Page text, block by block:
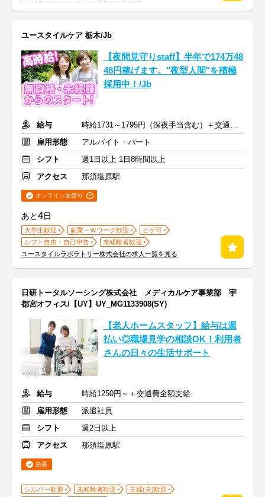
ユースタイルケア 栃木/Jb
【夜間見守りstaff】半年で174万48
48円稼げます。"夜型人間"を積極
採用中！/Jb
給与
時給1731～1795円（深夜手当含む）＋交通費支給
雇用形態
アルバイト・パート
シフト
週1日以上 1日8時間以上
アクセス
那須塩原駅
オンライン面接可
あと4日
大学生歓迎 副業・Ｗワーク歓迎
ヒゲ可
シフト自由・自己申告
未経験者歓迎
ユースタイルラボラトリー株式会社の求人一覧を見る
日研トータルソーシング株式会社 メディカルケア事業部 宇
都宮オフィス/【UY】UY_MG1133908(SY)
【老人ホームスタッフ】給与は週
払い◎職場見学の相談OK！利用者
さんの日々の生活サポート
給与
時給1250円～＋交通費全額支給
雇用形態
派遣社員
シフト
週2日以上
アクセス
那須塩原駅
急募
シルバー歓迎 未経験者歓迎
主婦(夫)歓迎